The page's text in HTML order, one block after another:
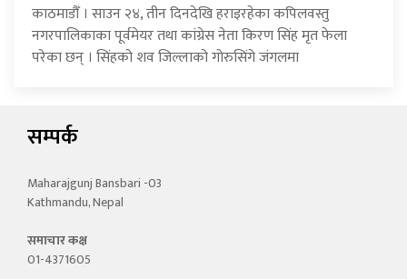
काठमाडौँ । साउन २४, तीन दिनदेखि हराइरहेका कपिलवस्तु
नगरपालिकाका पूर्वमेयर तथा कांग्रेस नेता किरण सिंह मृत फेला
परेका छन् । सिंहको शव जिल्लाको गोरुसिंगे जंगलमा
सम्पर्क
Maharajgunj Bansbari -03
Kathmandu, Nepal
समाचार कक्ष
01-4371605